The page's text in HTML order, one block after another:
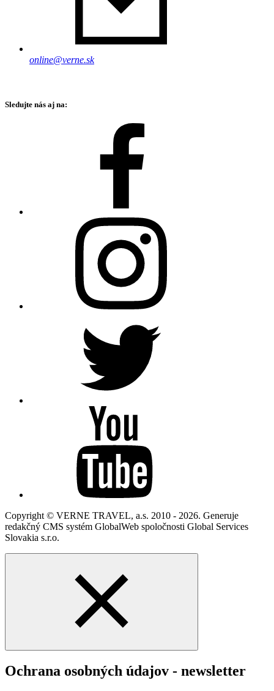
online@verne.sk
Sledujte nás aj na:
Copyright © VERNE TRAVEL, a.s. 2010 - 2026. Generuje
redakčný CMS systém GlobalWeb spoločnosti Global Services
Slovakia s.r.o.
Ochrana osobných údajov - newsletter